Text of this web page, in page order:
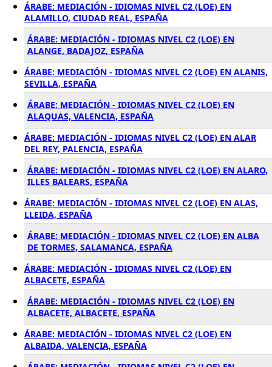
ÁRABE: MEDIACIÓN - IDIOMAS NIVEL C2 (LOE) EN
ALAMILLO, CIUDAD REAL, ESPAÑA
ÁRABE: MEDIACIÓN - IDIOMAS NIVEL C2 (LOE) EN
ALANGE, BADAJOZ, ESPAÑA
ÁRABE: MEDIACIÓN - IDIOMAS NIVEL C2 (LOE) EN ALANIS,
SEVILLA, ESPAÑA
ÁRABE: MEDIACIÓN - IDIOMAS NIVEL C2 (LOE) EN
ALAQUAS, VALENCIA, ESPAÑA
ÁRABE: MEDIACIÓN - IDIOMAS NIVEL C2 (LOE) EN ALAR
DEL REY, PALENCIA, ESPAÑA
ÁRABE: MEDIACIÓN - IDIOMAS NIVEL C2 (LOE) EN ALARO,
ILLES BALEARS, ESPAÑA
ÁRABE: MEDIACIÓN - IDIOMAS NIVEL C2 (LOE) EN ALAS,
LLEIDA, ESPAÑA
ÁRABE: MEDIACIÓN - IDIOMAS NIVEL C2 (LOE) EN ALBA
DE TORMES, SALAMANCA, ESPAÑA
ÁRABE: MEDIACIÓN - IDIOMAS NIVEL C2 (LOE) EN
ALBACETE, ESPAÑA
ÁRABE: MEDIACIÓN - IDIOMAS NIVEL C2 (LOE) EN
ALBACETE, ALBACETE, ESPAÑA
ÁRABE: MEDIACIÓN - IDIOMAS NIVEL C2 (LOE) EN
ALBAIDA, VALENCIA, ESPAÑA